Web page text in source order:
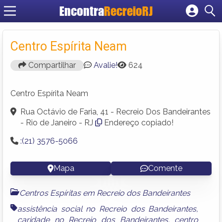
EncontraRecreioRJ
Cadastrar empresa
Criar conta
Centro Espírita Neam
Compartilhar Avalie! 624
Centro Espírita Neam
Rua Octávio de Faria, 41 - Recreio Dos Bandeirantes
- Rio de Janeiro - RJ
Endereço copiado!
:(21) 3576-5066
Mapa Comente
Centros Espíritas em Recreio dos Bandeirantes
assistência social no Recreio dos Bandeirantes,
caridade no Recreio dos Bandeirantes, centro